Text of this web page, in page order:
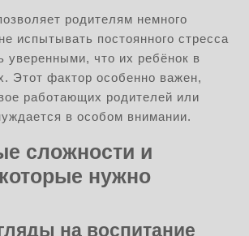
родителям немного
испытывать постоянного стресса
уверенными, что их ребёнок в
Этот фактор особенно важен,
работающих родителей или
в особом внимании.
сложности и
нужно
на воспитание